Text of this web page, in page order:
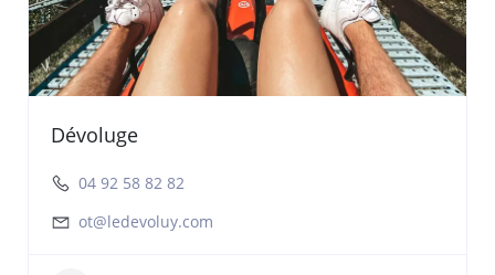
Dévoluge
04 92 58 82 82
ot@ledevoluy.com